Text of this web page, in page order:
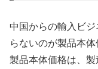
中国からの輸入ビ
らないのが製品本
製品本体価格は、